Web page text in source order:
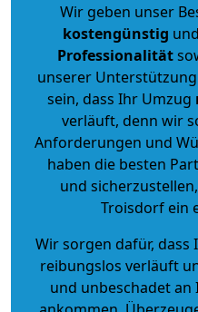
Wir geben unser
kostengünstig
Professionalität
unserer
sein, dass Ihr Umzug
verläuft, denn wir
Anforderungen und
haben die besten
und
Troisdorf ein
Wir sorgen dafür,
reibungslos verläuft
und unbeschadet